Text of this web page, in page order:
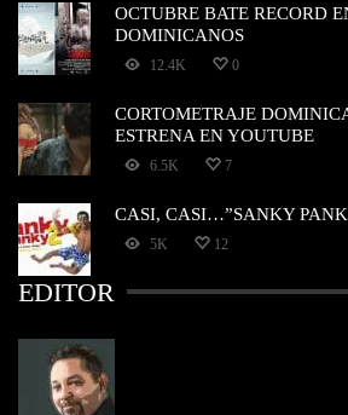
OCTUBRE BATE RECORD
DOMINICANOS
12.4K 0
CORTOMETRAJE
ESTRENA EN YOUTUBE
6.5K 7
CASI, CASI…”SANKY
5K 12
EDITOR